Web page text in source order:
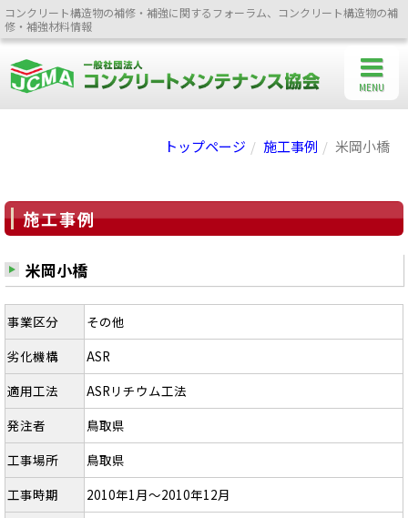
コンクリート構造物の補修・補強に関するフォーラム、コンクリート構造物の補
修・補強材料情報
トップページ 施工事例 米岡小橋
施工事例
米岡小橋
事業区分
その他
劣化機構
ASR
適用工法
ASRリチウム工法
発注者
鳥取県
工事場所
鳥取県
工事時期
2010年1月～2010年12月
MENU